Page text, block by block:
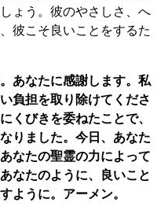
ょう。彼のやさしさ、へ
彼こそ良いことをするた
あなたに感謝します。私
負担を取り除けてくださ
くびきを委ねたことで、
りました。今日、あなた
なたの聖霊の力によって
なたのように、良いこと
ように。アーメン。